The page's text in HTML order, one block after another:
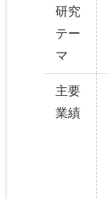
研究
テー
マ
主要
業績